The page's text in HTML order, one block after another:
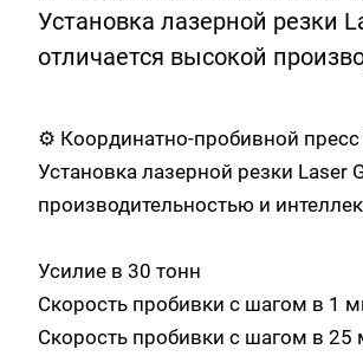
Установка лазерной резки
отличается высокой
⚙️ Координатно-пробивной пресс
Установка лазерной резки
производительностью и
Усилие в 30 тонн
Скорость пробивки с шагом в 1
Скорость пробивки с шагом в